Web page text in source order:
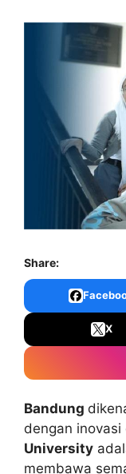
Share:
X
Bandung
dengan
University
membawa